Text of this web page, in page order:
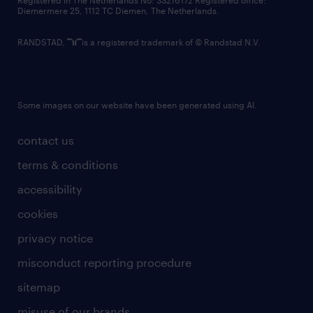
contact us
terms & conditions
accessibility
cookies
privacy notice
misconduct reporting procedure
sitemap
Diemermere 25, 1112 TC Diemen, The Netherlands.
RANDSTAD, is a registered trademark of © Randstad N.V.
Some images on our website have been generated using AI.